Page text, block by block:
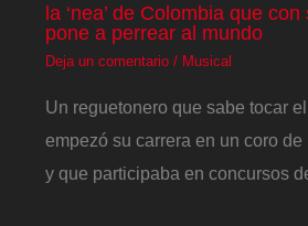
la ‘nea’ de Colombia que
pone a perrear al mundo
Deja un comentario / Musical
Un reguetonero que sabe tocar
empezó su carrera en un coro
y que participaba en concursos